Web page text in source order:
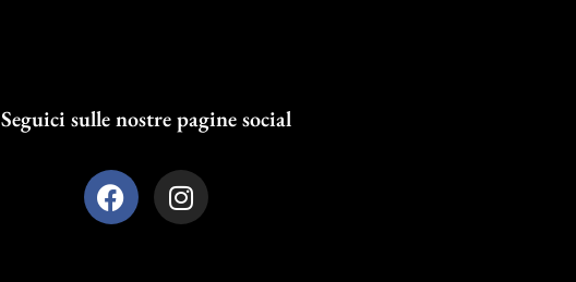
Seguici sulle nostre pagine social
F
a
I
n